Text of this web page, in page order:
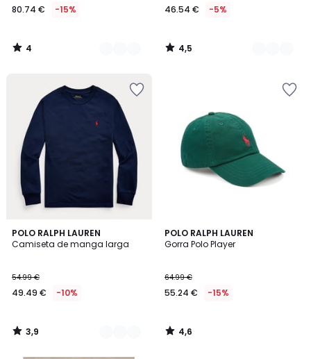
80.74 € -15%
4
/
46.54 € -5%
4,5
/
POLO RALPH LAUREN
Camiseta de manga larga
54.99 €
49.49 € -10%
3,9
/ 5
3
Colores
3,9
/
POLO RALPH LAUREN
Gorra Polo Player
64.99 €
55.24 € -15%
4,6
/ 5
4,6
/